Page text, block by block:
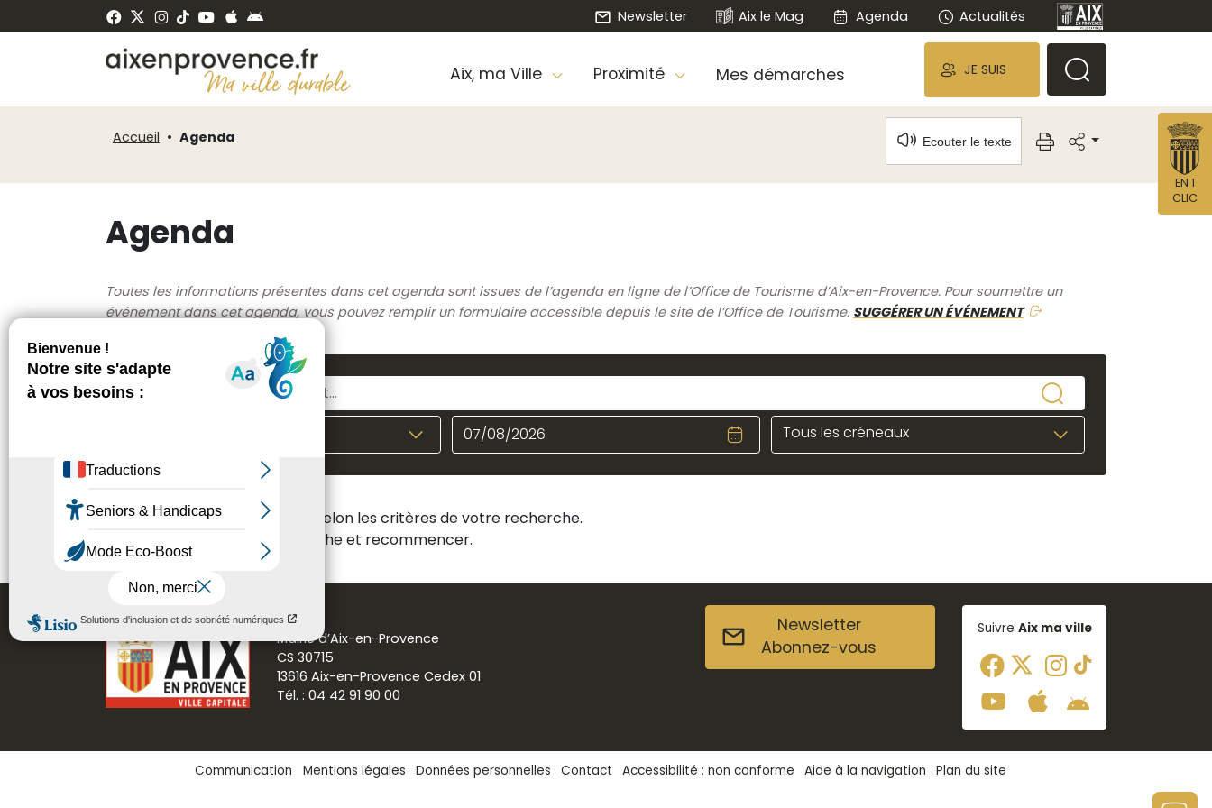
Newsletter Aix le Mag Agenda Actualités
Aix, ma Ville Proximité Mes démarches JE SUIS
Accueil Agenda Ecouter le texte
Agenda
Toutes les informations présentes dans cet agenda sont issues de l’agenda en ligne de l’Office de Tourisme d’Aix-en-Provence. Pour soumettre un
événement dans cet agenda, vous pouvez remplir un formulaire accessible depuis le site de l’Office de Tourisme. SUGGÉRER UN ÉVÉNEMENT
Tous les créneaux
Aucun résultat n'a été trouvé selon les critères de votre recherche.
Veuillez modifier votre recherche et recommencer.
Mairie d’Aix-en-Provence
CS 30715
13616 Aix-en-Provence Cedex 01
Tél. : 04 42 91 90 00
Newsletter
Abonnez-vous
Suivre Aix ma ville
Communication Mentions légales Données personnelles Contact Accessibilité : non conforme Aide à la navigation Plan du site
EN 1
CLIC
de
Panneau de gestion des cookies